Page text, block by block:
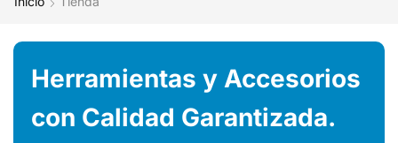
Herramientas y Accesorios
con Calidad Garantizada.